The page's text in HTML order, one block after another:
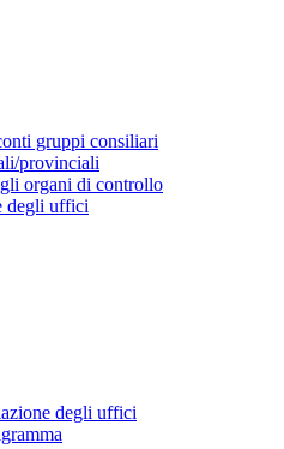
gruppi consiliari
provinciali
organi di controllo
degli uffici
degli uffici